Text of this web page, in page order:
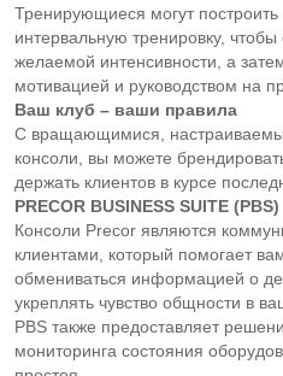
Тренирующиеся могут
интервальную тренировку, чтобы
желаемой интенсивности, а
мотивацией и руководством на
Ваш клуб – ваши правила
С вращающимися,
консоли, вы можете
держать клиентов в курсе
PRECOR BUSINESS SUITE (PBS)
Консоли Precor являются
клиентами, который помогает
обмениваться информацией о
укреплять чувство общности в
PBS также предоставляет
мониторинга состояния